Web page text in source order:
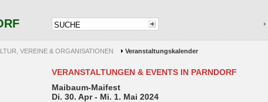
VEREINE & ORGANISATIONEN Veranstaltungskalender
VERANSTALTUNGEN & EVENTS IN PARNDORF
Maibaum-Maifest
Di. 30. Apr - Mi. 1. Mai 2024